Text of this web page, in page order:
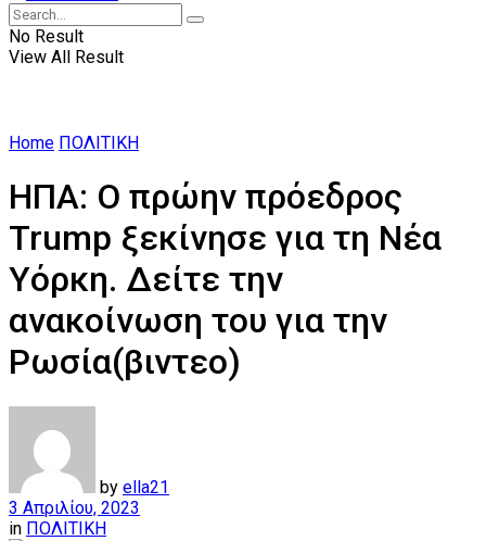
No Result
View All Result
Home ΠΟΛΙΤΙΚΗ
ΗΠΑ: Ο πρώην πρόεδρος
Trump ξεκίνησε για τη Νέα
Υόρκη. Δείτε την
ανακοίνωση του για την
Ρωσία(βιντεο)
by ella21
3 Απριλίου, 2023
in ΠΟΛΙΤΙΚΗ